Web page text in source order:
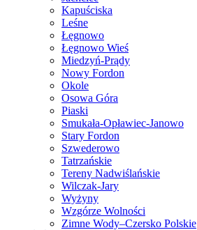
Kapuściska
Leśne
Łęgnowo
Łęgnowo Wieś
Miedzyń-Prądy
Nowy Fordon
Okole
Osowa Góra
Piaski
Smukała-Opławiec-Janowo
Stary Fordon
Szwederowo
Tatrzańskie
Tereny Nadwiślańskie
Wilczak-Jary
Wyżyny
Wzgórze Wolności
Zimne Wody–Czersko Polskie